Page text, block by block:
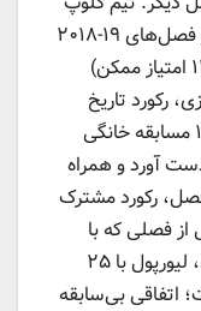
در آن مقطع یک بازه ۳۸ مسابقه‌ای (از فصل‌های ۱۹-۲۰۱۸
و ۲۰-۲۰۱۹) را با کسب ۱۱۰ امتیاز (از ۱۱۴ امتیاز ممکن)
با اختلاف ۸ امتیازی، رکورد تاریخ
لیگ برتر به شمار می‌رود. لیورپول از ۱۹ مسابقه خانگی
پیروزی به دست آورد و همراه
فصل، رکورد مشترک
فصلی که با
دنیاگیری تأثیرگذار کووید-۱۹ همراه شد، لیورپول با ۲۵
اتفاقی بی‌سابقه